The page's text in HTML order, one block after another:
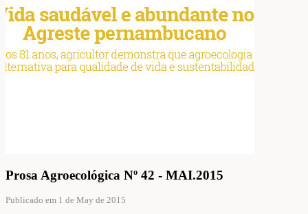
Prosa Agroecológica Nº 42 - MAI.2015
Publicado em 1 de May de 2015